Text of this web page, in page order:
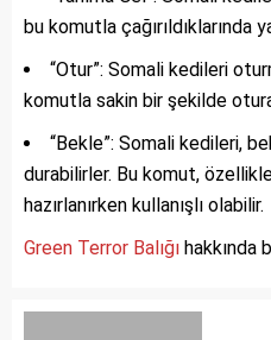
bu komutla çağırıldıklarında
“Otur”: Somali kedileri
komutla sakin bir şekilde
“Bekle”: Somali kedileri,
durabilirler. Bu komut,
hazırlanırken kullanışlı olabilir.
Green Terror Balığı hakkında